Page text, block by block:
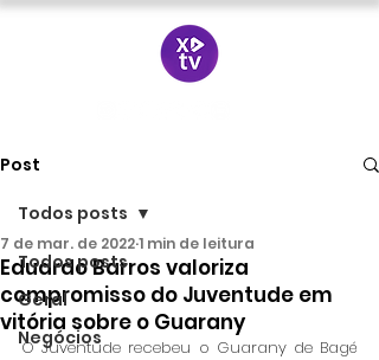
Post
Todos posts
Geral
Negócios
Todos posts
Eduardo Barros valoriza
compromisso do Juventude em
vitória sobre o Guarany
7 de mar. de 20221 min de leitura
O Juventude recebeu o Guarany de Bagé